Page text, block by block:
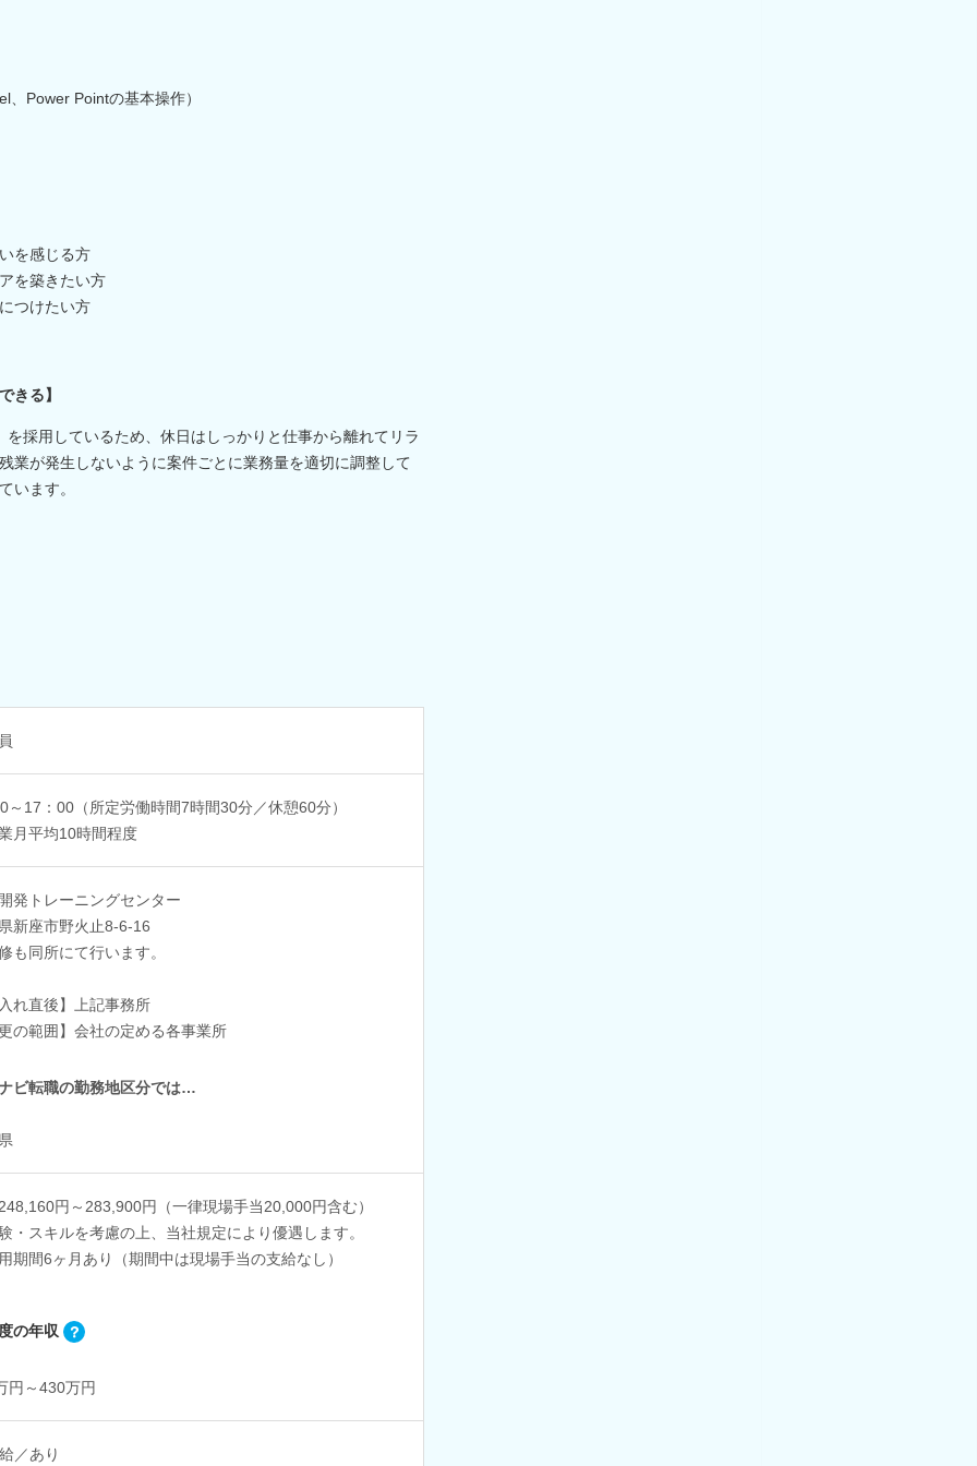
Power Pointの基本操作）
を感じる方
を築きたい方
つけたい方
きる】
採用しているため、休日はしっかりと仕事から離れてリラ
業が発生しないように案件ごとに業務量を適切に調整して
います。
～17：00（所定労働時間7時間30分／休憩60分）
月平均10時間程度
発トレーニングセンター
新座市野火止8-6-16
も同所にて行います。
れ直後】上記事務所
の範囲】会社の定める各事業所
ビ転職の勤務地区分では…
円～283,900円（一律現場手当20,000円含む）
・スキルを考慮の上、当社規定により優遇します。
期間6ヶ月あり（期間中は現場手当の支給なし）
の年収
円～430万円
／あり